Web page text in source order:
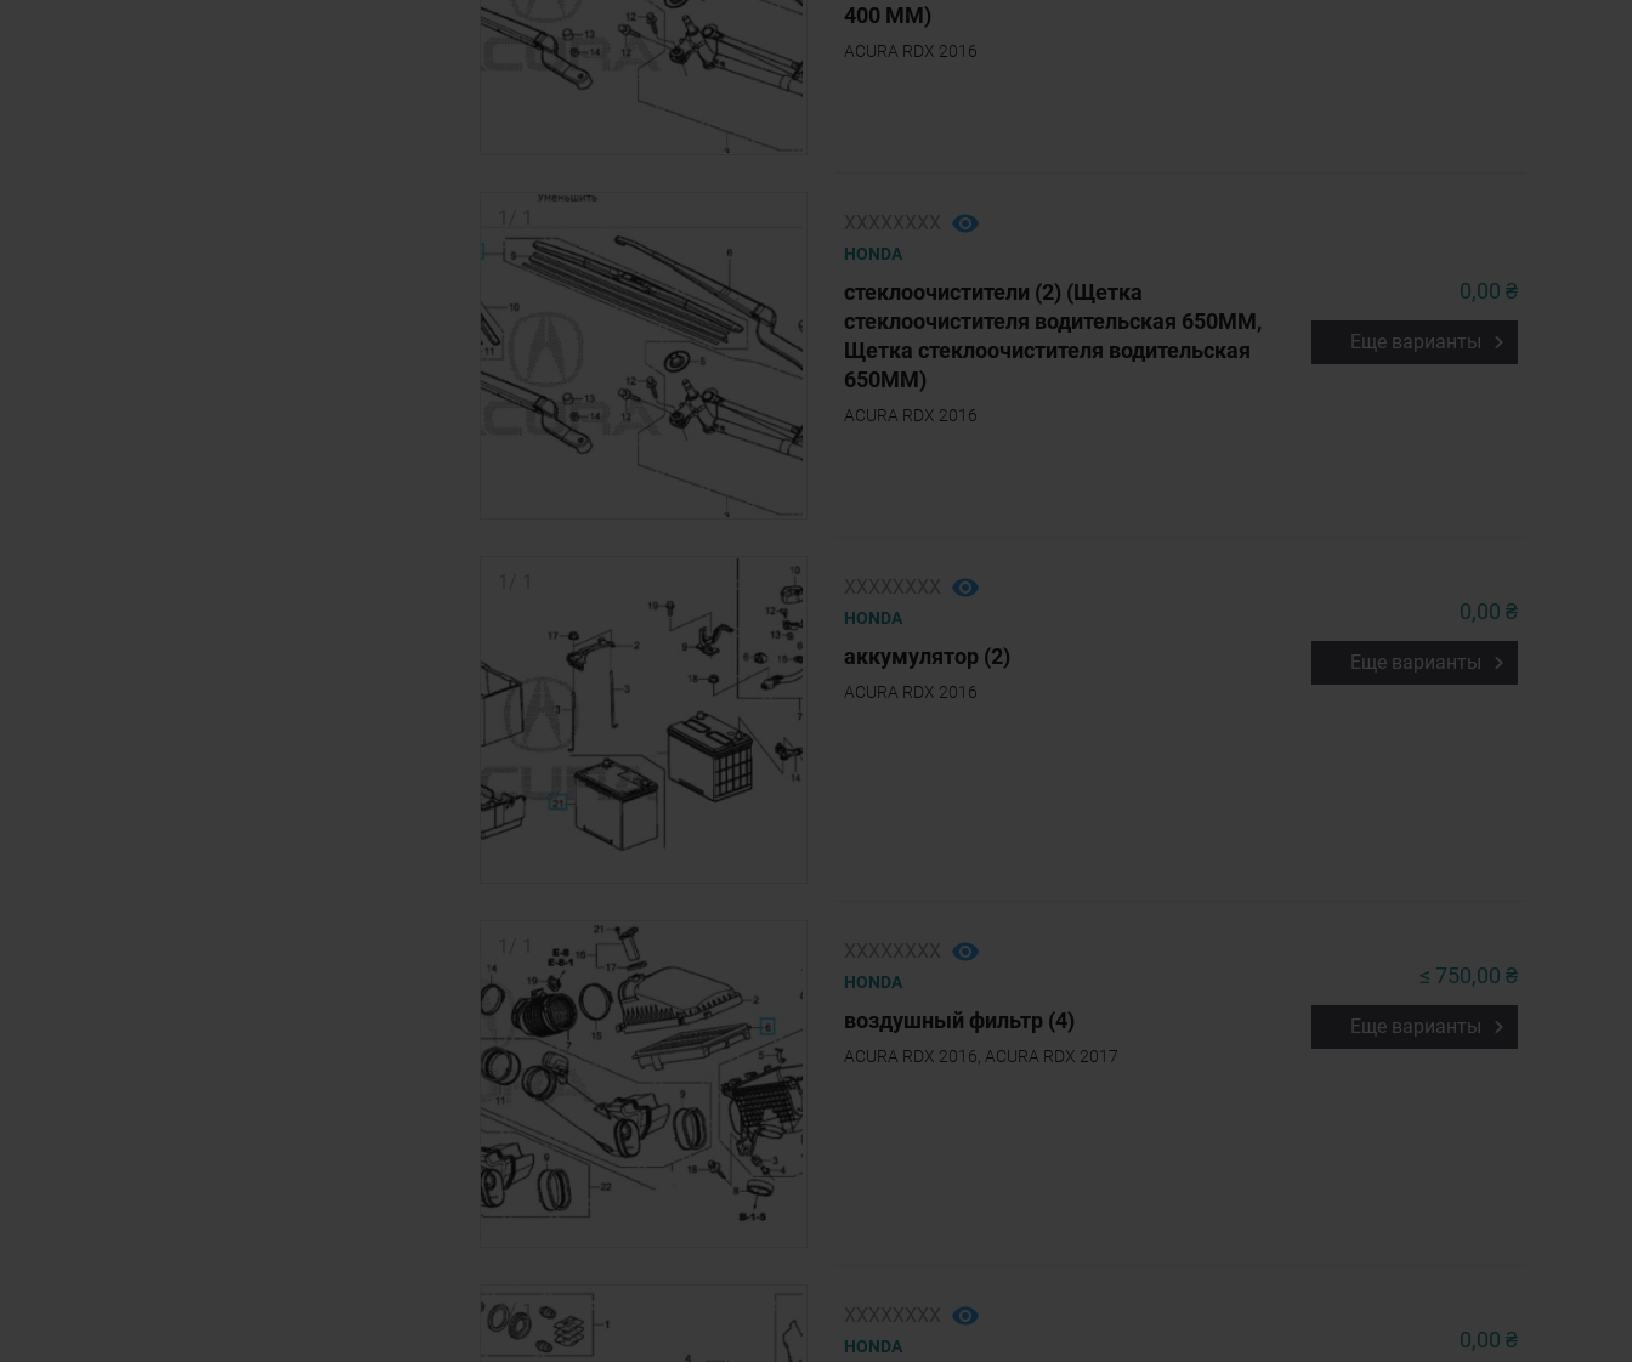
400 ММ)
ACURA RDX 2016
HONDA
стеклоочистители (2) (Щетка
стеклоочистителя водительская 650MM,
Щетка стеклоочистителя водительская
650MM)
ACURA RDX 2016
0,00 ₴
Еще варианты
HONDA
аккумулятор (2)
ACURA RDX 2016
0,00 ₴
Еще варианты
HONDA
воздушный фильтр (4)
ACURA RDX 2016, ACURA RDX 2017
≤ 750,00 ₴
Еще варианты
1/1
HONDA 0,00 ₴